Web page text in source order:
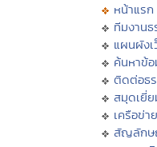
หน้าแรก
ทีมงานธ
แผนผังเ
ค้นหาข้
ติดต่อธร
สมุดเยี่ย
เครือข่า
สัญลักษ